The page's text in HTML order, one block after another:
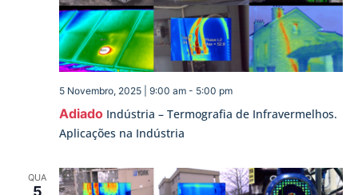
Adiado Indústria – Termografia de Infravermelhos.
Aplicações na Indústria
5 Novembro, 2025 | 9:00 am- 5:00 pm
QUA
5